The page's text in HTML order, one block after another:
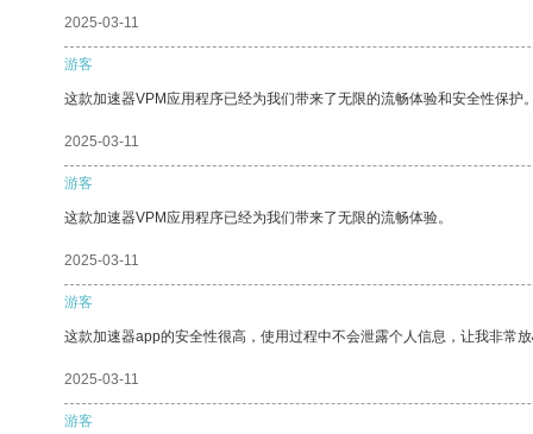
2025-03-11
游客
这款加速器VPM应用程序已经为我们带来了无限的流畅体验和安全性保护
2025-03-11
游客
这款加速器VPM应用程序已经为我们带来了无限的流畅体验。
2025-03-11
游客
这款加速器app的安全性很高，使用过程中不会泄露个人信息，让我非常
2025-03-11
游客